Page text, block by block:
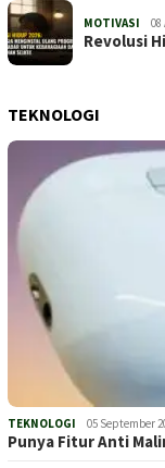
MOTIVASI 08
Revolusi
TEKNOLOGI
TEKNOLOGI 05 September
Punya Fitur Anti